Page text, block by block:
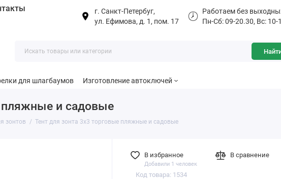
г. Санкт-Петербуг,
ул. Ефимова, д. 1, пом. 17
Работаем без
Пн-Сб: 09-20.30, Вс: 10-
для шлагбаумов Изготовление автоключей
пляжные и садовые
зонтов Тент для зонта 3х3 торговые пляжные и садовые
Код товара: 1534
В избранное
Добавили 1 человек
В сравнение